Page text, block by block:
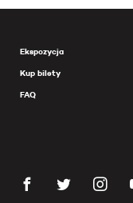
Ekspozycja
Kup bilety
FAQ